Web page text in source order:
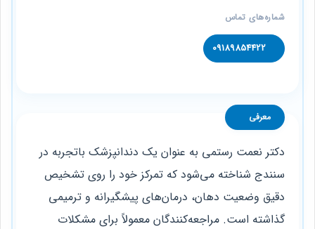
شماره‌های تماس
09189854422
معرفی
دکتر نعمت رستمی به عنوان یک دندانپزشک باتجربه در
سنندج شناخته می‌شود که تمرکز خود را روی تشخیص
دقیق وضعیت دهان، درمان‌های پیشگیرانه و ترمیمی
گذاشته است. مراجعه‌کنندگان معمولاً برای مشکلات